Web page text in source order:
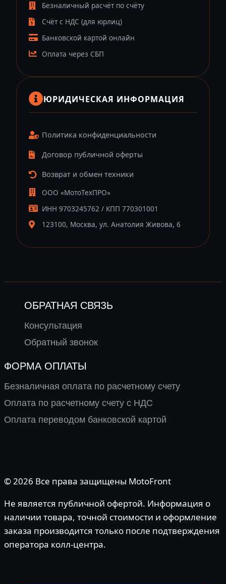
Безналичный расчёт по счёту
Счёт с НДС (для юрлиц)
Банковской картой онлайн
Оплата через СБП
ЮРИДИЧЕСКАЯ ИНФОРМАЦИЯ
Политика конфиденциальности
Договор публичной оферты
Возврат и обмен техники
ООО «МотоТехПРО»
ИНН 9703245762 / КПП 770301001
123100, Москва, ул. Анатолия Живова, 6
ОБРАТНАЯ СВЯЗЬ
Консультация
Обратный звонок
ФОРМА ОПЛАТЫ
Безналичная оплата по расчетному счету
Оплата по расчетному счету с НДС
Оплата переводом банковской картой
© 2026 Все права защищены MotoFront
Не является публичной офертой. Информация о
наличии товара, точной стоимости и оформление
заказа производится только после подтверждения
оператора колл-центра.